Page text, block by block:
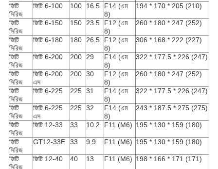
জিটি
সিরিজ
জিটি 6-100 100 16.5
F14 (এম
8)
194 * 170 * 205 (210)
জিটি
সিরিজ
জিটি 6-150 150 23.5
F12 (এম
8)
260 * 180 * 247 (252)
জিটি
সিরিজ
জিটি 6-180 180 26.5
F12 (এম
8)
306 * 168 * 222 (227)
জিটি
সিরিজ
জিটি 6-200 200 29
F14 (এম
8)
322 * 177.5 * 226 (247)
জিটি
সিরিজ
জিটি 6-200
এস
200 30
F12 (এম
8)
260 * 180 * 247 (252)
জিটি
সিরিজ
জিটি 6-225 225 31
F14 (এম
8)
322 * 177.5 * 226 (247)
জিটি
সিরিজ
জিটি 6-225
এস
225 32
F14 (এম
8)
243 * 187.5 * 275 (275)
জিটি
সিরিজ
জিটি 12-33 33 10.2 F11 (M6) 195 * 130 * 159 (180)
জিটি
সিরিজ
GT12-33E 33 9.9 F11 (M6) 195 * 130 * 159 (180)
জিটি
সিরিজ
জিটি 12-40 40 13 F11 (M6) 198 * 166 * 171 (171)